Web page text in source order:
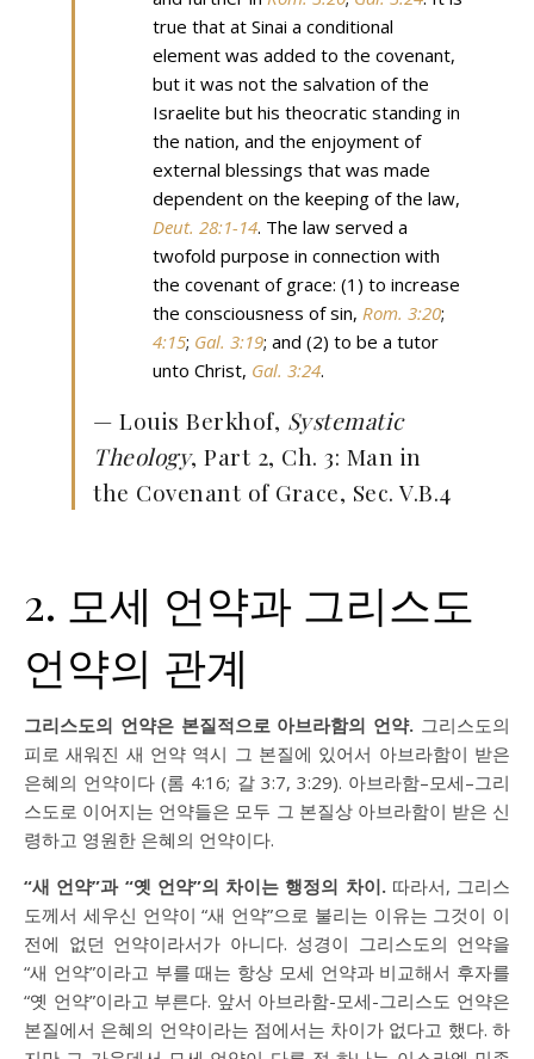
true that at Sinai a conditional
element was added to the covenant,
but it was not the salvation of the
Israelite but his theocratic standing in
the nation, and the enjoyment of
external blessings that was made
dependent on the keeping of the law,
Deut. 28:1-14. The law served a
twofold purpose in connection with
the covenant of grace: (1) to increase
the consciousness of sin, Rom. 3:20;
4:15; Gal. 3:19; and (2) to be a tutor
unto Christ, Gal. 3:24.
— Louis Berkhof, Systematic
Theology, Part 2, Ch. 3: Man in
the Covenant of Grace, Sec. V.B.4
2. 모세 언약과 그리스도
언약의 관계
그리스도의 언약은 본질적으로 아브라함의 언약. 그리스도의
피로 새워진 새 언약 역시 그 본질에 있어서 아브라함이 받은
은혜의 언약이다 (롬 4:16; 갈 3:7, 3:29). 아브라함–모세–그리
스도로 이어지는 언약들은 모두 그 본질상 아브라함이 받은 신
령하고 영원한 은혜의 언약이다.
“새 언약”과 “옛 언약”의 차이는 행정의 차이.따라서, 그리스
도께서 세우신 언약이 “새 언약”으로 불리는 이유는 그것이 이
전에 없던 언약이라서가 아니다. 성경이 그리스도의 언약을
“새 언약”이라고 부를 때는 항상 모세 언약과 비교해서 후자를
“옛 언약”이라고 부른다. 앞서 아브라함-모세-그리스도 언약은
본질에서 은혜의 언약이라는 점에서는 차이가 없다고 했다. 하